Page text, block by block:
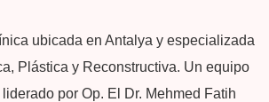
ubicada en Antalya y especializada
Plástica y Reconstructiva. Un equipo
por Op. El Dr. Mehmed Fatih